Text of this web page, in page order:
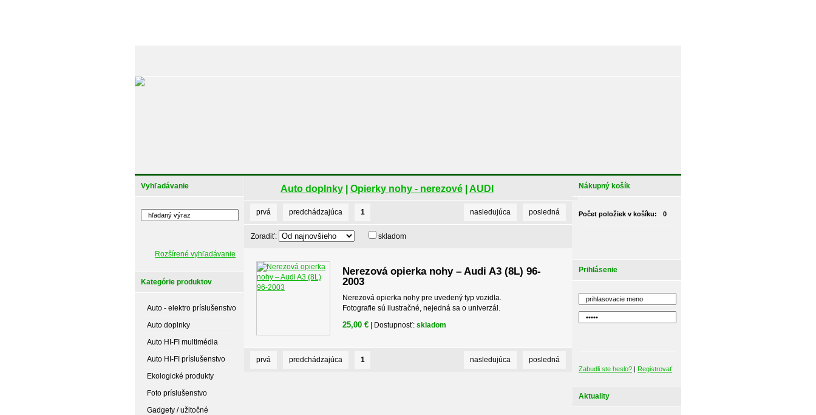
Vyhľadávanie
Rozšírené vyhľadávanie
Kategórie produktov
Auto - elektro príslušenstvo
Auto doplnky
Auto HI-FI multimédia
Auto HI-FI príslušenstvo
Ekologické produkty
Foto príslušenstvo
Gadgety / užitočné
Auto doplnky Opierky nohy - nerezové AUDI
prvá predchádzajúca 1 nasledujúca posledná
Zoradiť: skladom
Nerezová opierka nohy – Audi A3 (8L) 96-
2003
Nerezová opierka nohy pre uvedený typ vozidla.
Fotografie sú ilustračné, nejedná sa o univerzál.
25,00 € | Dostupnosť: skladom
prvá predchádzajúca 1 nasledujúca posledná
Nákupný košík
Počet položiek v košíku: 0
Prihlásenie
Zabudli ste heslo? | Registrovať
Aktuality